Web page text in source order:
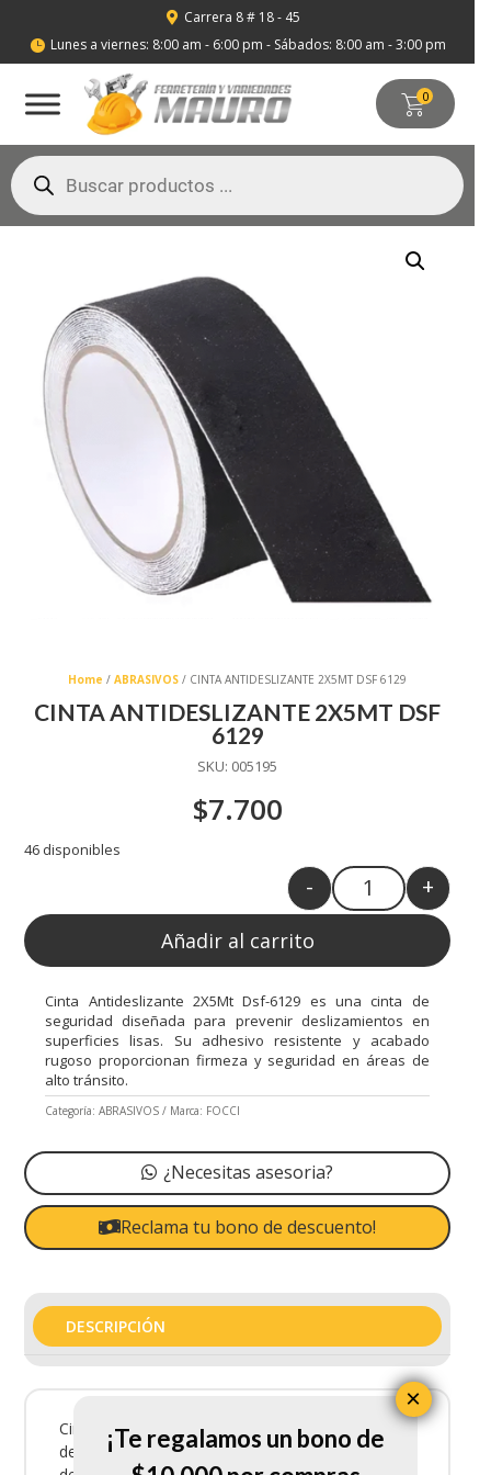
 Carrera 8 # 18 - 45
 Lunes a viernes: 8:00 am - 6:00 pm - Sábados: 8:00 am - 3:00 pm
0
Búsqueda
de
productos
Home / ABRASIVOS / CINTA ANTIDESLIZANTE 2X5MT DSF 6129
CINTA ANTIDESLIZANTE 2X5MT DSF
6129
SKU: 005195
$7.700
46 disponibles
Quantity
- +
Añadir al carrito
Cinta Antideslizante 2X5Mt Dsf-6129 es una cinta de
seguridad diseñada para prevenir deslizamientos en
superficies lisas. Su adhesivo resistente y acabado
rugoso proporcionan firmeza y seguridad en áreas de
alto tránsito.
Categoría:ABRASIVOS Marca: FOCCI
¿Necesitas asesoria?
Reclama tu bono de descuento!
DESCRIPCIÓN
Cinta Antideslizante 2X5Mt Dsf-6129 es una cinta
de seguridad diseñada para prevenir
¡Te regalamos un bono de
×